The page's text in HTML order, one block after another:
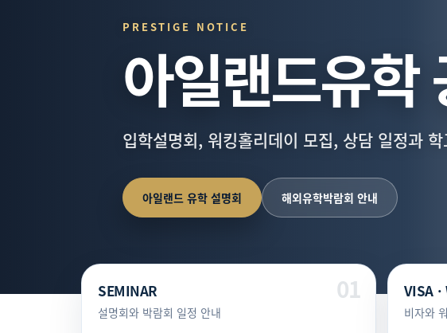
PRESTIGE NOTICE
아일랜드유학
입학설명회, 워킹홀리데이 모집, 상담 일정과
아일랜드 유학 설명회 해외유학박람회 안내
SEMINAR
설명회와 박람회 일정 안내
VISA ·
비자와